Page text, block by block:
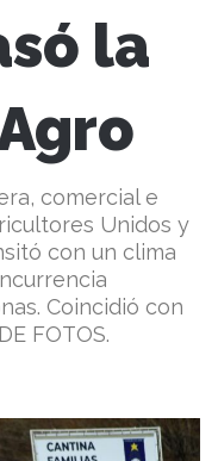
la
comercial e
Unidos y
con un clima
Coincidió con
FOTOS.